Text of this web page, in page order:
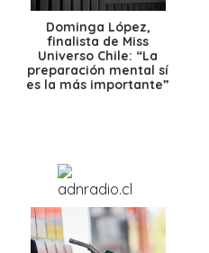
Dominga López,
finalista de Miss
Universo Chile: “La
preparación mental sí
es la más importante”